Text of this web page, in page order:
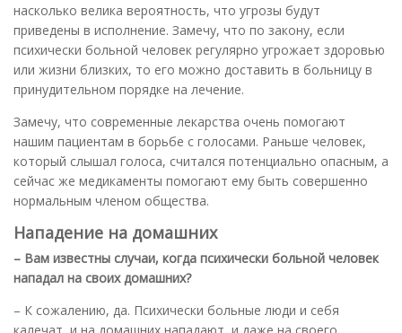
насколько велика вероятность, что угрозы будут
приведены в исполнение. Замечу, что по закону, если
психически больной человек регулярно угрожает здоровью
или жизни близких, то его можно доставить в больницу в
принудительном порядке на лечение.
Замечу, что современные лекарства очень помогают
нашим пациентам в борьбе с голосами. Раньше человек,
который слышал голоса, считался потенциально опасным, а
сейчас же медикаменты помогают ему быть совершенно
нормальным членом общества.
Нападение на домашних
– Вам известны случаи, когда психически больной человек
нападал на своих домашних?
– К сожалению, да. Психически больные люди и себя